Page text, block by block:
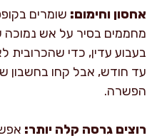
אחסון וחימום:
בעבוע עדין, כדי
עד חודש, אבל קחו בחשבון
הפשרה.
רוצים גרסה קלה יותר: